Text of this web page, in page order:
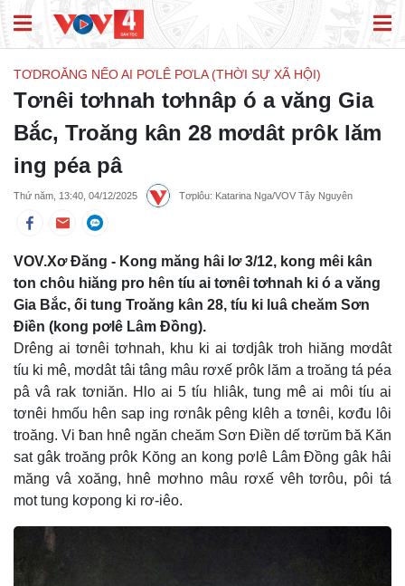
TƠDROĂNG NẾO AI PƠLÊ PƠLA (THỜI SỰ XÃ HỘI)
Tơnêi tơhnah tơhnâp ó a văng Gia
Bắc, Troăng kân 28 mơdât prôk lăm
ing péa pâ
Thứ năm, 13:40, 04/12/2025 Tơplôu: Katarina Nga/VOV Tây Nguyên
VOV.Xơ Đăng - Kong măng hâi lơ 3/12, kong mêi kân
ton chôu hiăng pro hên tíu ai tơnêi tơhnah ki ó a văng
Gia Bắc, ối tung Troăng kân 28, tíu ki luâ cheăm Sơn
Điền (kong pơlê Lâm Đồng).
Drêng ai tơnêi tơhnah, khu ki ai tơdjâk troh hiăng mơdât
tíu ki mê, mơdât tâi tâng mâu rơxế prôk lăm a troăng tá péa
pâ vâ rak tơniăn. Hlo ai 5 tíu hliâk, tung mê ai môi tíu ai
tơnêi hmốu hên sap ing rơnâk pêng klêh a tơnêi, kơđu lôi
troăng. Vi ƀan hnê ngăn cheăm Sơn Điền dế tơrŭm ƀă Kăn
sat gâk troăng prôk Kŏng an kong pơlê Lâm Đồng gâk hâi
măng vâ xoăng, hnê mơhno mâu rơxế vêh tơrôu, pôi tá
mot tung kơpong ki rơ-iêo.